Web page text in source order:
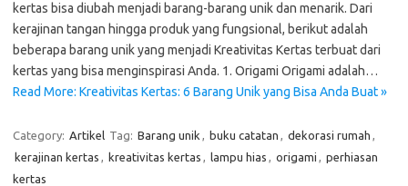
kertas bisa diubah menjadi barang-barang unik dan menarik. Dari
kerajinan tangan hingga produk yang fungsional, berikut adalah
beberapa barang unik yang menjadi Kreativitas Kertas terbuat dari
kertas yang bisa menginspirasi Anda. 1. Origami Origami adalah…
Read More: Kreativitas Kertas: 6 Barang Unik yang Bisa Anda Buat »
Category: Artikel Tag: Barang unik , buku catatan , dekorasi rumah ,
kerajinan kertas , kreativitas kertas , lampu hias , origami , perhiasan
kertas